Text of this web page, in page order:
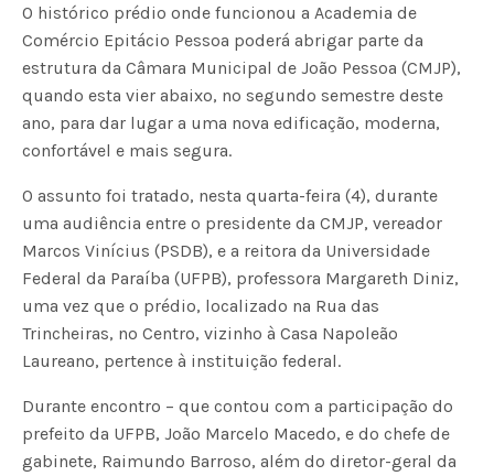
O histórico prédio onde funcionou a Academia de
Comércio Epitácio Pessoa poderá abrigar parte da
estrutura da Câmara Municipal de João Pessoa (CMJP),
quando esta vier abaixo, no segundo semestre deste
ano, para dar lugar a uma nova edificação, moderna,
confortável e mais segura.
O assunto foi tratado, nesta quarta-feira (4), durante
uma audiência entre o presidente da CMJP, vereador
Marcos Vinícius (PSDB), e a reitora da Universidade
Federal da Paraíba (UFPB), professora Margareth Diniz,
uma vez que o prédio, localizado na Rua das
Trincheiras, no Centro, vizinho à Casa Napoleão
Laureano, pertence à instituição federal.
Durante encontro – que contou com a participação do
prefeito da UFPB, João Marcelo Macedo, e do chefe de
gabinete, Raimundo Barroso, além do diretor-geral da